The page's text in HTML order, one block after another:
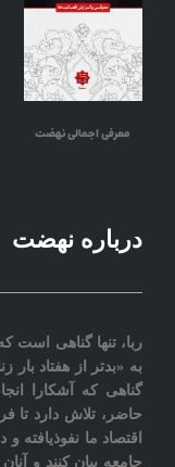
معرفی اجمالی نهضت
درباره نهضت
ربا، تنها گناهی است
به «بدتر از هفتاد
حاضر، تلاش دارد تا
اقتصاد ما
جامعه بيان کنند و